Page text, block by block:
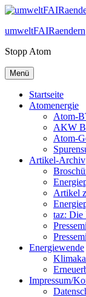
Zum
springen
umweltFAIRaendern
Stopp Atom
Menü
Startseite
Atomenergie
Atom-
AKW
Atom-
Artikel-Archiv
Artikel
taz: Die
Energiewende
Impressum/